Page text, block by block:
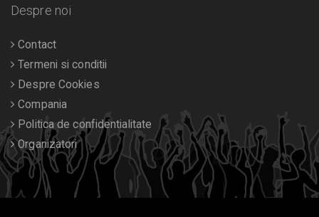
Despre noi
Contact
Termeni si conditii
Despre Cookies
Compania
Politica de confidentialitate
Organizatori